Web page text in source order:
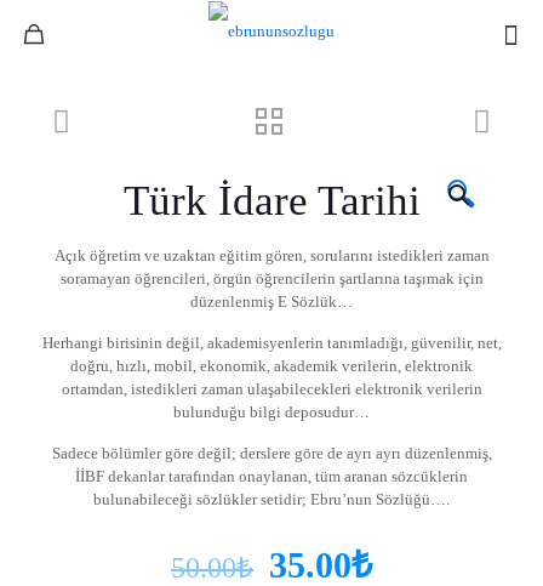
🔍
Türk İdare Tarihi
Açık öğretim ve uzaktan eğitim gören, sorularını istedikleri zaman
soramayan öğrencileri, örgün öğrencilerin şartlarına taşımak için
düzenlenmiş E Sözlük…
Herhangi birisinin değil, akademisyenlerin tanımladığı, güvenilir, net,
doğru, hızlı, mobil, ekonomik, akademik verilerin, elektronik
ortamdan, istedikleri zaman ulaşabilecekleri elektronik verilerin
bulunduğu bilgi deposudur…
Sadece bölümler göre değil; derslere göre de ayrı ayrı düzenlenmiş,
İİBF dekanlar tarafından onaylanan, tüm aranan sözcüklerin
bulunabileceği sözlükler setidir; Ebru’nun Sözlüğü….
50.00₺ 35.00₺